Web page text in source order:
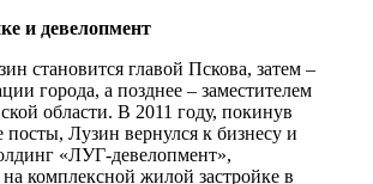
и девелопмент
становится главой Пскова, затем –
города, а позднее – заместителем
области. В 2011 году, покинув
Лузин вернулся к бизнесу и
«ЛУГ-девелопмент»,
комплексной жилой застройке в